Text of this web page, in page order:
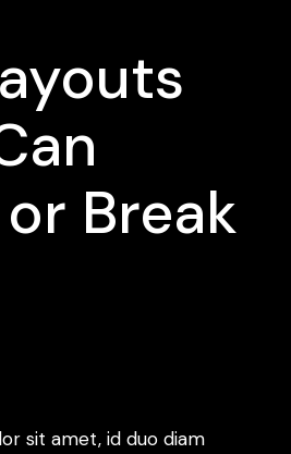
Break
sit amet, id duo diam